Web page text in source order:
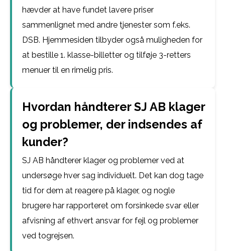
hævder at have fundet lavere priser
sammenlignet med andre tjenester som f.eks.
DSB. Hjemmesiden tilbyder også muligheden for
at bestille 1. klasse-billetter og tilføje 3-retters
menuer til en rimelig pris.
Hvordan håndterer SJ AB klager
og problemer, der indsendes af
kunder?
SJ AB håndterer klager og problemer ved at
undersøge hver sag individuelt. Det kan dog tage
tid for dem at reagere på klager, og nogle
brugere har rapporteret om forsinkede svar eller
afvisning af ethvert ansvar for fejl og problemer
ved togrejsen.